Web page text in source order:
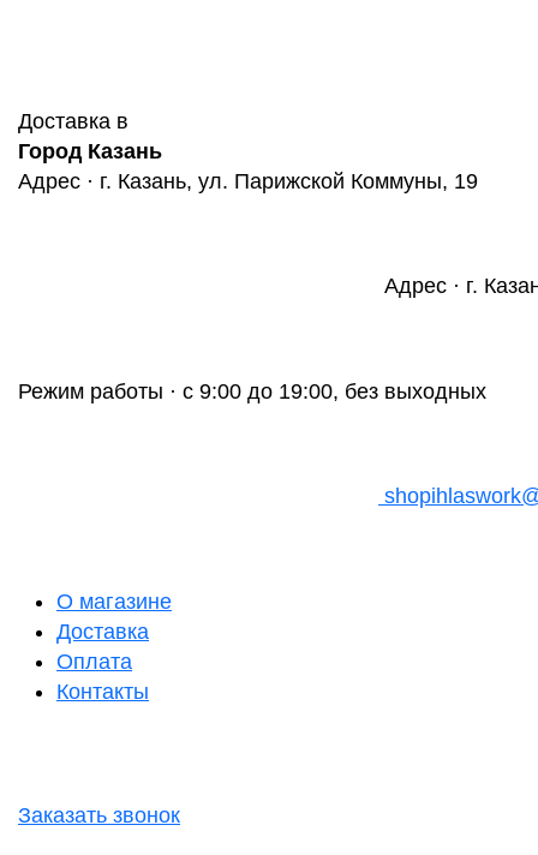
Доставка в
Город Казань
Адрес · г. Казань, ул. Парижской Коммуны, 19
Адрес · г.
Режим работы · с 9:00 до 19:00, без выходных
О магазине
Доставка
Оплата
Контакты
Заказать звонок